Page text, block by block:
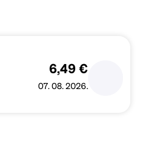
6,49 €
07. 08. 2026.